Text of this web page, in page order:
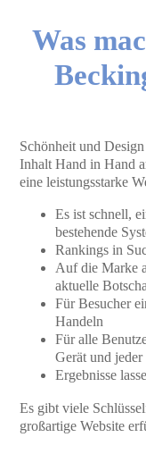
Was
Schönheit und
Inhalt Hand in Hand
eine leistungsstarke
Es ist schnell,
bestehende
Rankings in
Auf die Marke
aktuelle
Für Besucher
Handeln
Für alle
Gerät und
Ergebnisse
Es gibt viele
großartige Website